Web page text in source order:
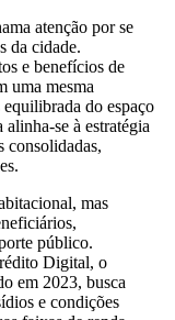
atenção por se
da cidade.
e benefícios de
uma mesma
do espaço
se à estratégia
consolidadas,
mas
público.
Digital, o
em 2023, busca
e condições